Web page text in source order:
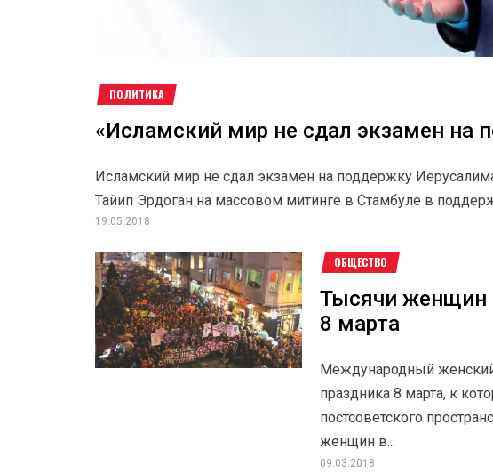
ПОЛИТИКА
«Исламский мир не сдал экзамен на
Исламский мир не сдал экзамен на поддержку
Тайип Эрдоган на массовом митинге в Стамбуле в
19.05.2018
ОБЩЕСТВО
Тысячи женщин
8 марта
Международный женский
праздника 8 марта, к
постсоветского
женщин в...
09.03.2018